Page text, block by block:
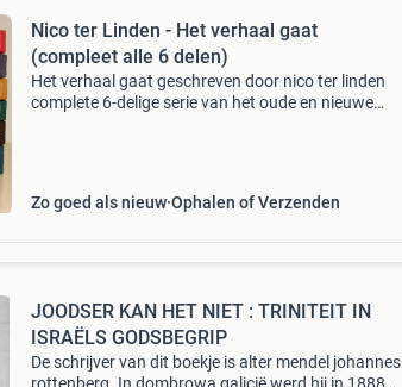
Nico ter Linden - Het verhaal gaat
(compleet alle 6 delen)
Het verhaal gaat geschreven door nico ter linden
complete 6-delige serie van het oude en nieuwe
Zo goed als nieuw Ophalen of Verzenden
JOODSER KAN HET NIET : TRINITEIT IN
ISRAËLS GODSBEGRIP
De schrijver van dit boekje is alter mendel johannes